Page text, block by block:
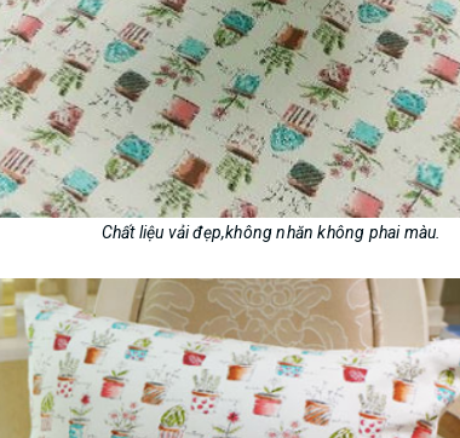
Chất liệu vải đẹp,không nhăn không phai màu.